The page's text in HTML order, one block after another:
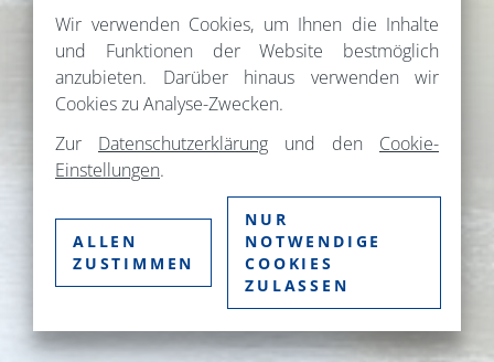
Wir verwenden Cookies, um Ihnen die Inhalte
und Funktionen der Website bestmöglich
anzubieten. Darüber hinaus verwenden wir
Cookies zu Analyse-Zwecken.
Zur Datenschutzerklärung und den Cookie-
Einstellungen.
ALLEN
ZUSTIMMEN
NUR
NOTWENDIGE
COOKIES
ZULASSEN